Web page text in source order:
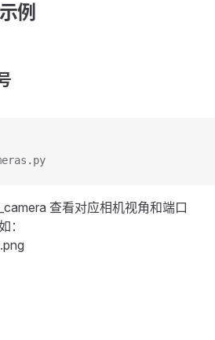
例
查看对应相机视角和端口
：